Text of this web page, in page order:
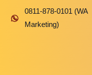
0811-878-0101 (WA
Marketing)